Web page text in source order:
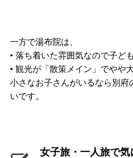
一方で湯布院は、
• 落ち着いた雰囲気なので子ど
• 観光が「散策メイン」でやや
小さなお子さんがいるなら別府
いです。
女子旅・一人旅で気